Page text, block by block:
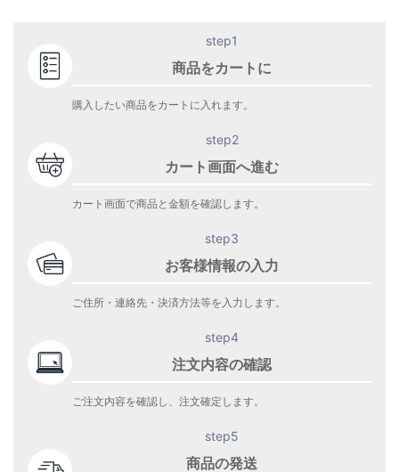
step1
商品をカートに
購入したい商品をカートに入れます。
step2
カート画面へ進む
カート画面で商品と金額を確認します。
step3
お客様情報の入力
ご住所・連絡先・決済方法等を入力します。
step4
注文内容の確認
ご注文内容を確認し、注文確定します。
step5
商品の発送